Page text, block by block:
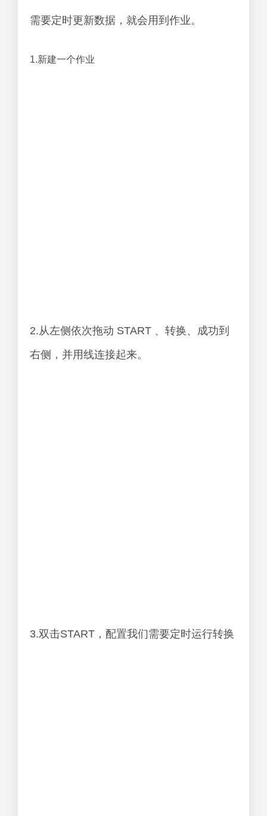
需要定时更新数据，就会用到作业。
1.新建一个作业
2.从左侧依次拖动 START 、转换、成功到
右侧，并用线连接起来。
3.双击START，配置我们需要定时运行转换